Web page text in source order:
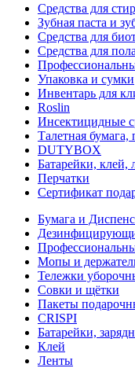
Средства для
Зубная паста и
Средства для
Средства для пола
Упаковка и сумки
Инвентарь для
Roslin
Инсектицидные
Талетная
DUTYBOX
Батарейки, клей,
Перчатки
Сертификат
Бумага и
Мопы и
Тележки
Совки и щётки
Пакеты
CRISPI
Батарейки,
Клей
Ленты